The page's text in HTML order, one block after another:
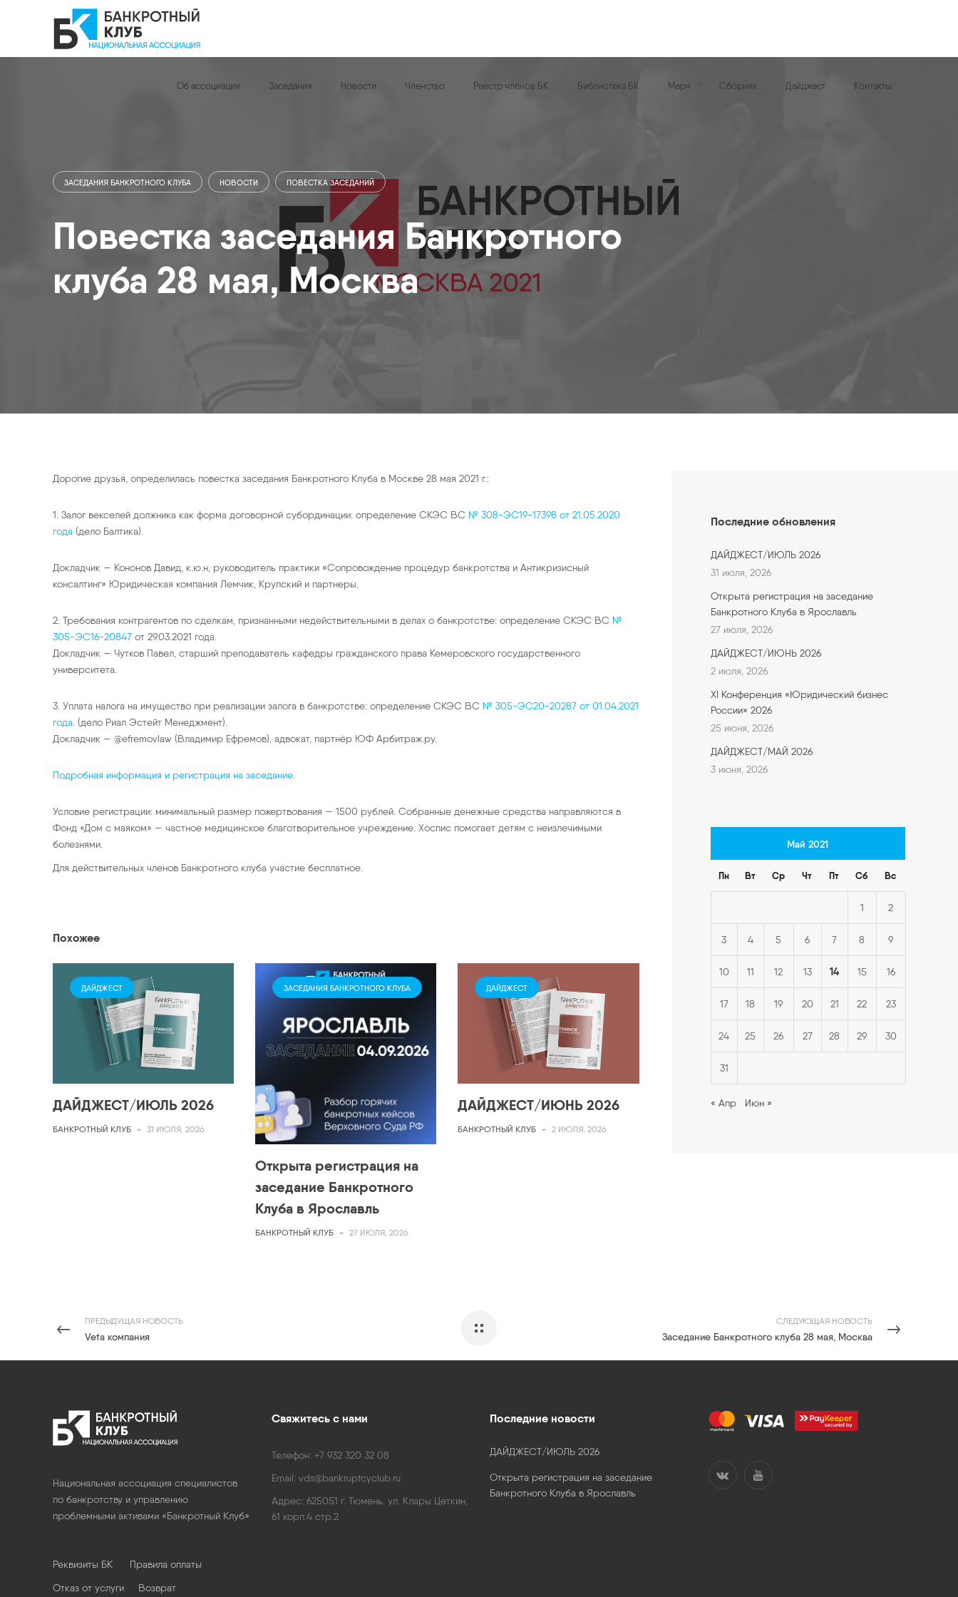
Об ассоциации Заседания Новости Членство Реестр членов БК Библиотека БК Мерч Сборник Дайджест Контакты
ЗАСЕДАНИЯ БАНКРОТНОГО КЛУБА НОВОСТИ ПОВЕСТКА ЗАСЕДАНИЙ
Повестка заседания Банкротного
клуба 28 мая, Москва
Дорогие друзья, определилась повестка заседания Банкротного Клуба в Москве 28 мая 2021 г.:
1. Залог векселей должника как форма договорной субординации: определение СКЭС ВС № 308-ЭС19-17398 от 21.05.2020
года (дело Балтика).
Докладчик — Кононов Давид, к.ю.н, руководитель практики «Сопровождение процедур банкротства и Антикризисный
консалтинг» Юридическая компания Лемчик, Крупский и партнеры.
2. Требования контрагентов по сделкам, признанными недействительными в делах о банкротстве: определение СКЭС ВС №
305-ЭС16-20847 от 29.03.2021 года.
Докладчик — Чутков Павел, старший преподаватель кафедры гражданского права Кемеровского государственного
университета.
3. Уплата налога на имущество при реализации залога в банкротстве: определение СКЭС ВС № 305-ЭС20-20287 от 01.04.2021
года . (дело Риал Эстейт Менеджмент).
Докладчик — @efremovlaw (Владимир Ефремов) , адвокат, партнёр ЮФ Арбитраж.ру.
Подробная информация и регистрация на заседание.
Условие регистрации: минимальный размер пожертвования — 1500 рублей. Собранные денежные средства направляются в
Фонд «Дом с маяком» — частное медицинское благотворительное учреждение. Хоспис помогает детям с неизлечимыми
болезнями.
Для действительных членов Банкротного клуба участие бесплатное.
Похожее
ДАЙДЖЕСТ
ДАЙДЖЕСТ/ИЮЛЬ 2026
БАНКРОТНЫЙ КЛУБ - 31 ИЮЛЯ, 2026
ЗАСЕДАНИЯ БАНКРОТНОГО КЛУБА
Открыта регистрация на
заседание Банкротного
Клуба в Ярославль
БАНКРОТНЫЙ КЛУБ - 27 ИЮЛЯ, 2026
ДАЙДЖЕСТ
ДАЙДЖЕСТ/ИЮНЬ 2026
БАНКРОТНЫЙ КЛУБ - 2 ИЮЛЯ, 2026
Последние обновления
ДАЙДЖЕСТ/ИЮЛЬ 2026
31 июля, 2026
Открыта регистрация на заседание
Банкротного Клуба в Ярославль
27 июля, 2026
ДАЙДЖЕСТ/ИЮНЬ 2026
2 июля, 2026
XI Конференция «Юридический бизнес
России» 2026
25 июня, 2026
ДАЙДЖЕСТ/МАЙ 2026
3 июня, 2026
Май 2021
Пн Вт Ср Чт Пт Сб Вс
1 2
3 4 5 6 7 8 9
10 11 12 13 14 15 16
17 18 19 20 21 22 23
24 25 26 27 28 29 30
31
« Апр Июн »
ПРЕДЫДУЩАЯ НОВОСТЬ
Veta компания
СЛЕДУЮЩАЯ НОВОСТЬ
Заседание Банкротного клуба 28 мая, Москва
Национальная ассоциация специалистов
по банкротству и управлению
проблемными активами «Банкротный Клуб»
Реквизиты БК Правила оплаты
Отказ от услуги Возврат
Свяжитесь с нами
Телефон: +7 932 320 32 08
Email: vds@bankruptcyclub.ru
Адрес: 625051 г. Тюмень, ул. Клары Цеткин,
61 корп.4 стр.2
Последние новости
ДАЙДЖЕСТ/ИЮЛЬ 2026
Открыта регистрация на заседание
Банкротного Клуба в Ярославль